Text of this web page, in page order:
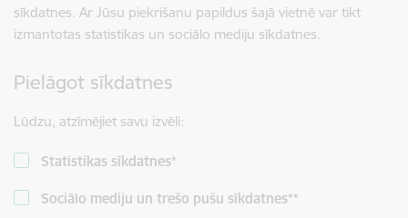
sīkdatnes. Ar Jūsu piekrišanu papildus šajā vietnē var tikt
izmantotas statistikas un sociālo mediju sīkdatnes.
Pielāgot sīkdatnes
Lūdzu, atzīmējiet savu izvēli:
Statistikas sīkdatnes*
Sociālo mediju un trešo pušu sīkdatnes**